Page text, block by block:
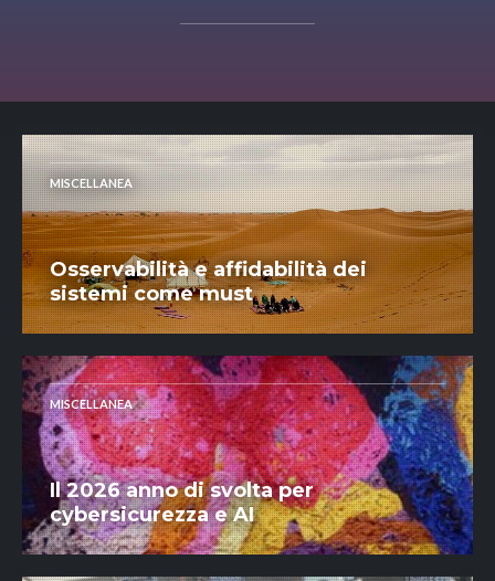
MISCELLANEA
Osservabilità e affidabilità dei
sistemi come must
MISCELLANEA
Il 2026 anno di svolta per
cybersicurezza e AI